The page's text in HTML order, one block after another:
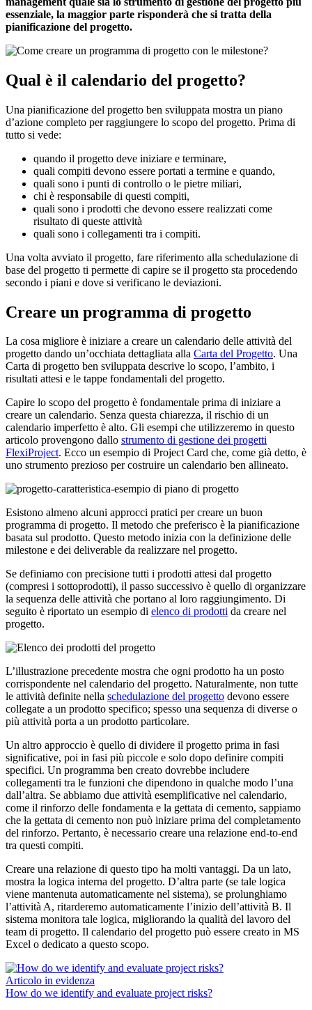
essenziale, la maggior parte risponderà che si tratta della
pianificazione del progetto.
Qual è il calendario del progetto?
Una pianificazione del progetto ben sviluppata mostra un piano
d’azione completo per raggiungere lo scopo del progetto. Prima di
tutto si vede:
quando il progetto deve iniziare e terminare,
quali compiti devono essere portati a termine e quando,
quali sono i punti di controllo o le pietre miliari,
chi è responsabile di questi compiti,
quali sono i prodotti che devono essere realizzati come
risultato di queste attività
quali sono i collegamenti tra i compiti.
Una volta avviato il progetto, fare riferimento alla schedulazione di
base del progetto ti permette di capire se il progetto sta procedendo
secondo i piani e dove si verificano le deviazioni.
Creare un programma di progetto
La cosa migliore è iniziare a creare un calendario delle attività del
progetto dando un’occhiata dettagliata alla Carta del Progetto. Una
Carta di progetto ben sviluppata descrive lo scopo, l’ambito, i
risultati attesi e le tappe fondamentali del progetto.
Capire lo scopo del progetto è fondamentale prima di iniziare a
creare un calendario. Senza questa chiarezza, il rischio di un
calendario imperfetto è alto. Gli esempi che utilizzeremo in questo
articolo provengono dallo strumento di gestione dei progetti
FlexiProject. Ecco un esempio di Project Card che, come già detto, è
uno strumento prezioso per costruire un calendario ben allineato.
Esistono almeno alcuni approcci pratici per creare un buon
programma di progetto. Il metodo che preferisco è la pianificazione
basata sul prodotto. Questo metodo inizia con la definizione delle
milestone e dei deliverable da realizzare nel progetto.
Se definiamo con precisione tutti i prodotti attesi dal progetto
(compresi i sottoprodotti), il passo successivo è quello di organizzare
la sequenza delle attività che portano al loro raggiungimento. Di
seguito è riportato un esempio di elenco di prodotti da creare nel
progetto.
L’illustrazione precedente mostra che ogni prodotto ha un posto
corrispondente nel calendario del progetto. Naturalmente, non tutte
le attività definite nella schedulazione del progetto devono essere
collegate a un prodotto specifico; spesso una sequenza di diverse o
più attività porta a un prodotto particolare.
Un altro approccio è quello di dividere il progetto prima in fasi
significative, poi in fasi più piccole e solo dopo definire compiti
specifici. Un programma ben creato dovrebbe includere
collegamenti tra le funzioni che dipendono in qualche modo l’una
dall’altra. Se abbiamo due attività esemplificative nel calendario,
come il rinforzo delle fondamenta e la gettata di cemento, sappiamo
che la gettata di cemento non può iniziare prima del completamento
del rinforzo. Pertanto, è necessario creare una relazione end-to-end
tra questi compiti.
Creare una relazione di questo tipo ha molti vantaggi. Da un lato,
mostra la logica interna del progetto. D’altra parte (se tale logica
viene mantenuta automaticamente nel sistema), se prolunghiamo
l’attività A, ritarderemo automaticamente l’inizio dell’attività B. Il
sistema monitora tale logica, migliorando la qualità del lavoro del
team di progetto. Il calendario del progetto può essere creato in MS
Excel o dedicato a questo scopo.
Articolo in evidenza
How do we identify and evaluate project risks?